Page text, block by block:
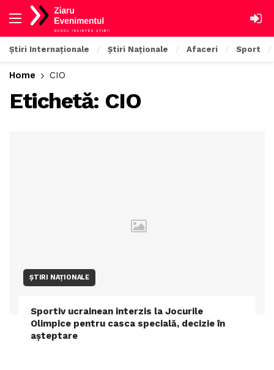
Știri Internaționale Știri Naționale Afaceri Sport
Home CIO
Etichetă: CIO
ȘTIRI NAȚIONALE
Sportiv ucrainean interzis la Jocurile
Olimpice pentru casca specială, decizie în
așteptare